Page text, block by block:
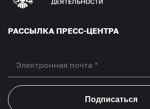
РАССЫЛКА ПРЕСС-ЦЕНТРА
Подписаться